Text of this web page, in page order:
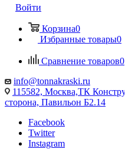
Войти
Корзина0
Избранные товары0
Сравнение товаров0
info@tonnakraski.ru
115582, Москва,ТК
сторона, Павильон Б2.14
Facebook
Twitter
Instagram